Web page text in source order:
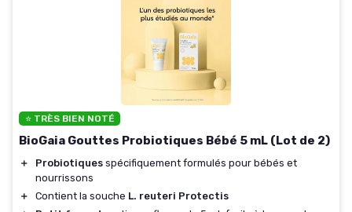
⭐ TRÈS BIEN NOTÉ
BioGaia Gouttes Probiotiques Bébé 5 mL (Lot de 2)
＋ Probiotiques spécifiquement formulés pour bébés et
nourrissons
＋
Contient la souche L. reuteri Protectis